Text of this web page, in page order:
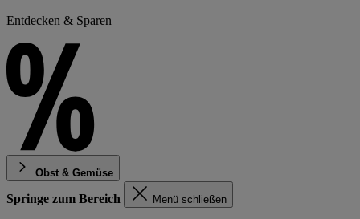
Entdecken & Sparen
Obst & Gemüse
Springe zum Bereich Menü schließen